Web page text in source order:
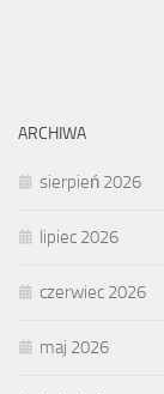
ARCHIWA
sierpień 2026
lipiec 2026
czerwiec 2026
maj 2026